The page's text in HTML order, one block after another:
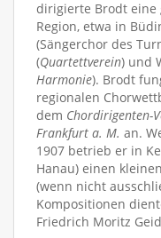
dirigierte Brodt eine
Region, etwa in
(Sängerchor des
(Quartettverein) und
Harmonie). Brodt
regionalen
dem Chordirigenten-
Frankfurt a. M. an.
1907 betrieb er in
Hanau) einen
(wenn nicht
Kompositionen
Friedrich Moritz